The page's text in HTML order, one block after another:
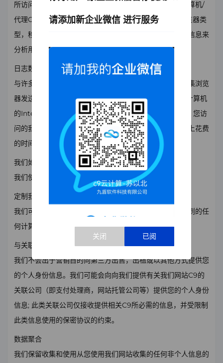
所访问的网站名称。此信息还包括用于访问Internet的计算机/
代理C9器的IP地址，Internet网站提供商名称，Web浏览器类
型，移动设备类型和计算机操作系统。我们使用所有这些信息来
分析用户之间的趋势，以帮助改进我们的网站。
日志数据
与许多网站运营商一样，我们会在您访问我们的网站时收集浏览
器发送的信息（“日志数据”）。此日志数据可能包括您的计算机
的Internet协议（“IP”）地址，浏览器类型，浏览器版本，您访
问的我们网站的页面，您访问的时间和日期，在这些页面上花费
的时间等信息。统计。
我们如何使用您的信息
我们使用您收到的信息如下：
定制我们的网站
我们可能会使用您提供给我们的个人身份信息以及我们收到的任
何计算机信息来定制我们的网站。
与关联公司和其他第三方共享信息
我们不会出于营销目的向第三方出售，出租或以其他方式提供您
的个人身份信息。我们可能会向向我们提供有关我们网站C9的
关联公司（即支付处理商，网站托管公司等）提供您的个人身份
信息; 此类关联公司仅接收提供相关C9所必需的信息，并受限制
此类信息使用的保密协议的约束。
数据聚合
我们保留收集和使用从您使用我们网站收集的任何非个人信息的
请添加新企业微信 进行服务